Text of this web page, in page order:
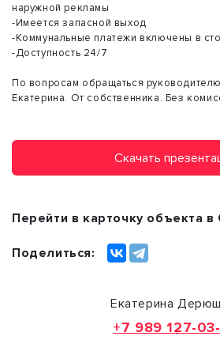
наружной рекламы
-Имеется запасной выход
-Коммунальные платежи включены в
-Доступность 24/7
По вопросам обращаться
Екатерина. От собственника. Без
Скачать
Перейти в карточку объекта в
Поделиться:
Екатерина
+7 989 127-